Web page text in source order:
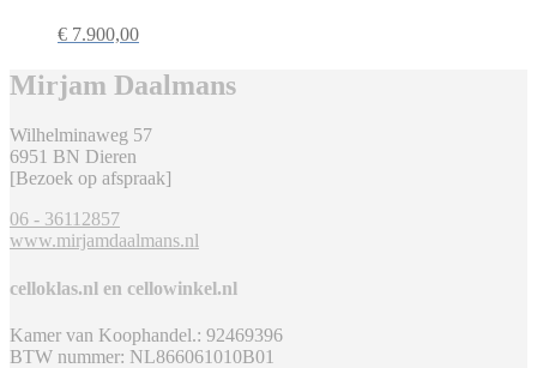
€ 7.900,00
Mirjam Daalmans
Wilhelminaweg 57
6951 BN Dieren
[Bezoek op afspraak]
06 - 36112857
www.mirjamdaalmans.nl
celloklas.nl en cellowinkel.nl
Kamer van Koophandel.: 92469396
BTW nummer: NL866061010B01